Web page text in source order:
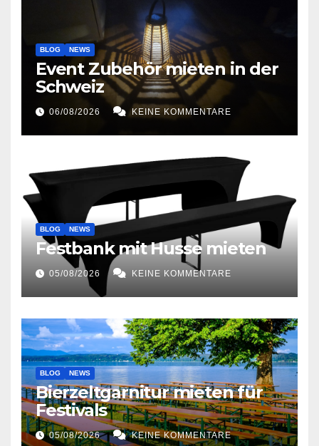
BLOG NEWS
Event Zubehör mieten in der
Schweiz
06/08/2026 KEINE KOMMENTARE
BLOG NEWS
Festbank mit Husse mieten
05/08/2026 KEINE KOMMENTARE
BLOG NEWS
Bierzeltgarnitur mieten für
Festivals
05/08/2026 KEINE KOMMENTARE